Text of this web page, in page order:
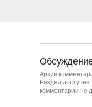
Архив
Раздел
комментарии не